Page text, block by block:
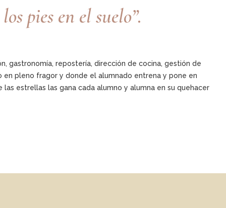
pies en el suelo”.
gastronomía, repostería, dirección de cocina, gestión de
pleno fragor y donde el alumnado entrena y pone en
estrellas las gana cada alumno y alumna en su quehacer